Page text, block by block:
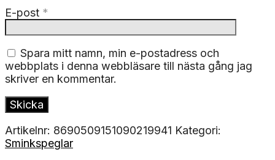
E-post *
Spara mitt namn, min e-postadress och
webbplats i denna webbläsare till nästa gång jag
skriver en kommentar.
Artikelnr: 8690509151090219941 Kategori:
Sminkspeglar